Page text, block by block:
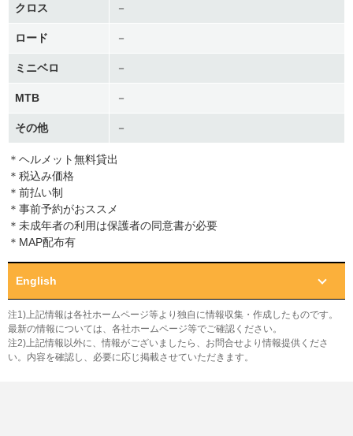
クロス －
ロード －
ミニベロ －
MTB －
その他 －
＊ヘルメット無料貸出
＊税込み価格
＊前払い制
＊事前予約がおススメ
＊未成年者の利用は保護者の同意書が必要
＊MAP配布有
English
注1)上記情報は各社ホームページ等より独自に情報収集・作成したものです。
最新の情報については、各社ホームページ等でご確認ください。
注2)上記情報以外に、情報がございましたら、お問合せより情報提供くださ
い。内容を確認し、必要に応じ掲載させていただきます。